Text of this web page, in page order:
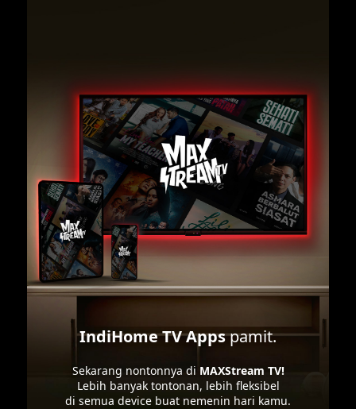
IndiHome TV Appspamit.
Sekarang nontonnya di MAXStream TV!
Lebih banyak tontonan, lebih fleksibel
di semua device buat nemenin hari kamu.